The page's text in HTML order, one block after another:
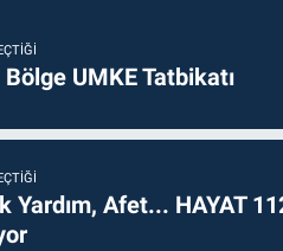
UMKE Tatbikatı
Yardım, Afet... HAYAT